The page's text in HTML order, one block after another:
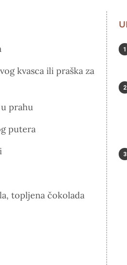
kvasca ili praška za
u prahu
putera
topljena čokolada